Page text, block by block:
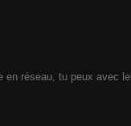
réseau, tu peux avec